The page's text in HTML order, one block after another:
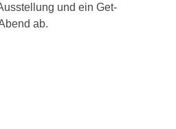
und ein Get-
ab.